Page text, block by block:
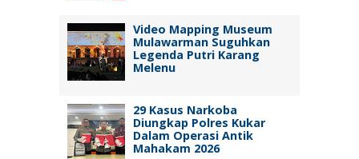
Video Mapping Museum
Mulawarman Suguhkan
Legenda Putri Karang
Melenu
29 Kasus Narkoba
Diungkap Polres Kukar
Dalam Operasi Antik
Mahakam 2026